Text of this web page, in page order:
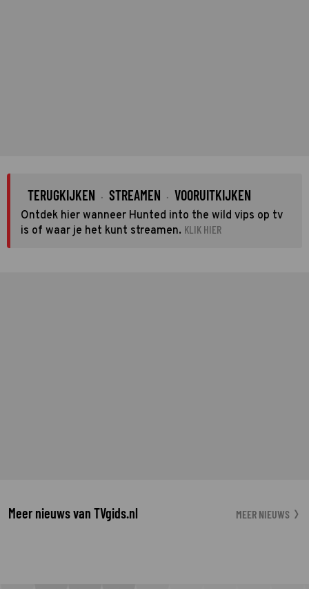
TERUGKIJKEN · STREAMEN · VOORUITKIJKEN
Ontdek hier wanneer Hunted into the wild vips op tv
is of waar je het kunt streamen. KLIK HIER
Meer nieuws van TVgids.nl MEER NIEUWS